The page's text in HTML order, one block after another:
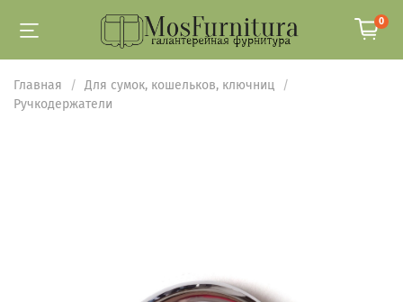
0
Главная
Для сумок, кошельков, ключниц
Ручкодержатели